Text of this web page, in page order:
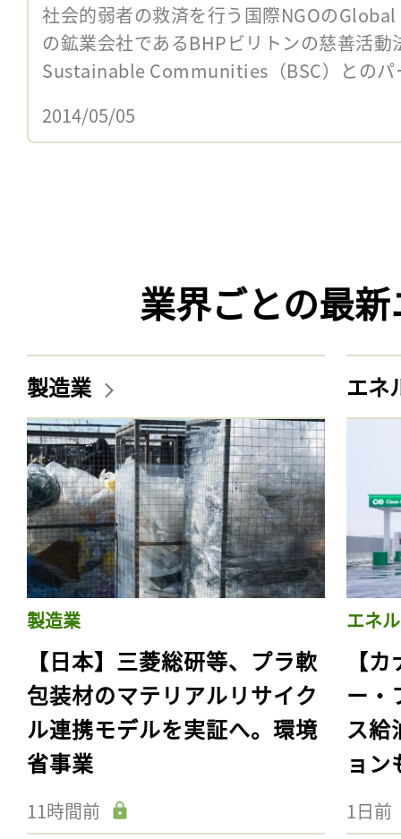
社会的弱者の救済を行う国際NGOの
の鉱業会社であるBHPビリトンの慈善活動
Sustainable Communities（BSC）との
2014/05/05
業界ごとの最
製造業
製造業
【日本】三菱総研等、プラ軟
包装材のマテリアルリサイク
ル連携モデルを実証へ。環境
省事業
11時間前
エネ
エネ
【
ー・
ス給
ョン
1日前